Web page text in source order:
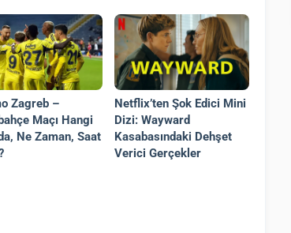
Zagreb –
Maçı Hangi
Ne Zaman, Saat
Netflix’ten Şok Edici Mini
Dizi: Wayward
Kasabasındaki Dehşet
Verici Gerçekler